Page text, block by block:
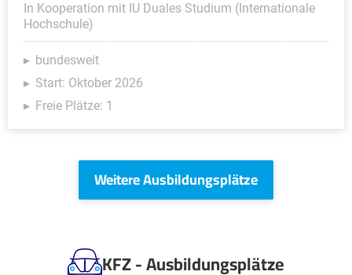
In Kooperation mit IU Duales Studium (Internationale
Hochschule)
bundesweit
Start: Oktober 2026
Freie Plätze: 1
Weitere Ausbildungsplätze
KFZ - Ausbildungsplätze